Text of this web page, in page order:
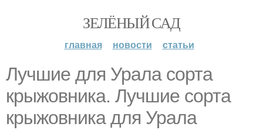
ЗЕЛЁНЫЙ САД
главная новости статьи
Лучшие для Урала сорта
крыжовника. Лучшие сорта
крыжовника для Урала